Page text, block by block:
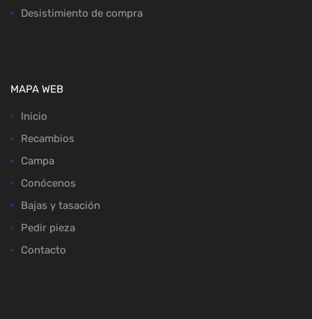
Desistimiento de compra
MAPA WEB
Inicio
Recambios
Campa
Conócenos
Bajas y tasación
Pedir pieza
Contacto